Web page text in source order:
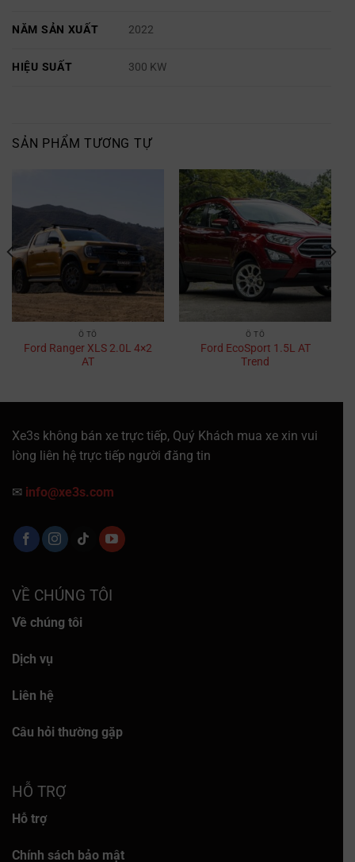
NĂM SẢN XUẤT 2022
HIỆU SUẤT 300 KW
SẢN PHẨM TƯƠNG TỰ
Ô TÔ
Ford Ranger XLS 2.0L 4×2
AT
Ô TÔ
Ford EcoSport 1.5L AT
Trend
Xe3s không bán xe trực tiếp, Quý Khách mua xe xin vui
lòng liên hệ trực tiếp người đăng tin
✉ info@xe3s.com
VỀ CHÚNG TÔI
Về chúng tôi
Dịch vụ
Liên hệ
Câu hỏi thường gặp
HỖ TRỢ
Hỗ trợ
Chính sách bảo mật